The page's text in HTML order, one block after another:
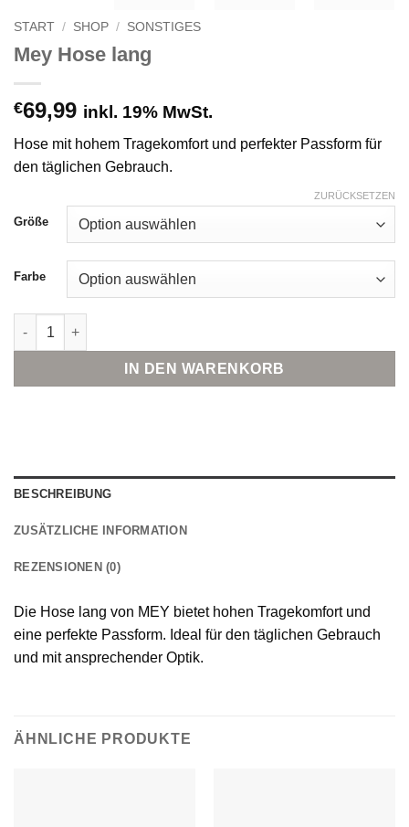
START / SHOP / SONSTIGES
Mey Hose lang
€69,99 inkl. 19% MwSt.
Hose mit hohem Tragekomfort und perfekter Passform für
den täglichen Gebrauch.
Größe
Farbe
ZURÜCKSETZEN
Mey Hose lang Menge
IN DEN WARENKORB
BESCHREIBUNG
ZUSÄTZLICHE INFORMATION
REZENSIONEN (0)
Die Hose lang von MEY bietet hohen Tragekomfort und
eine perfekte Passform. Ideal für den täglichen Gebrauch
und mit ansprechender Optik.
ÄHNLICHE PRODUKTE